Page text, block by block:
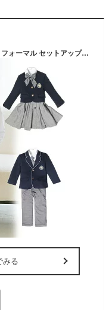
入学式 卒業式 スーツ 女の子 男の子 子供服 フォーマル セットアップ ブレザー 制服風 ジャンパースカート パンツ 英国風 発表会 お受験 七五三 ジュニア 100-160cm 洗える ネイビー グレー 上下セット 小学校 幼稚園 おしゃれ 2026春 dt059x1x1x1
みる